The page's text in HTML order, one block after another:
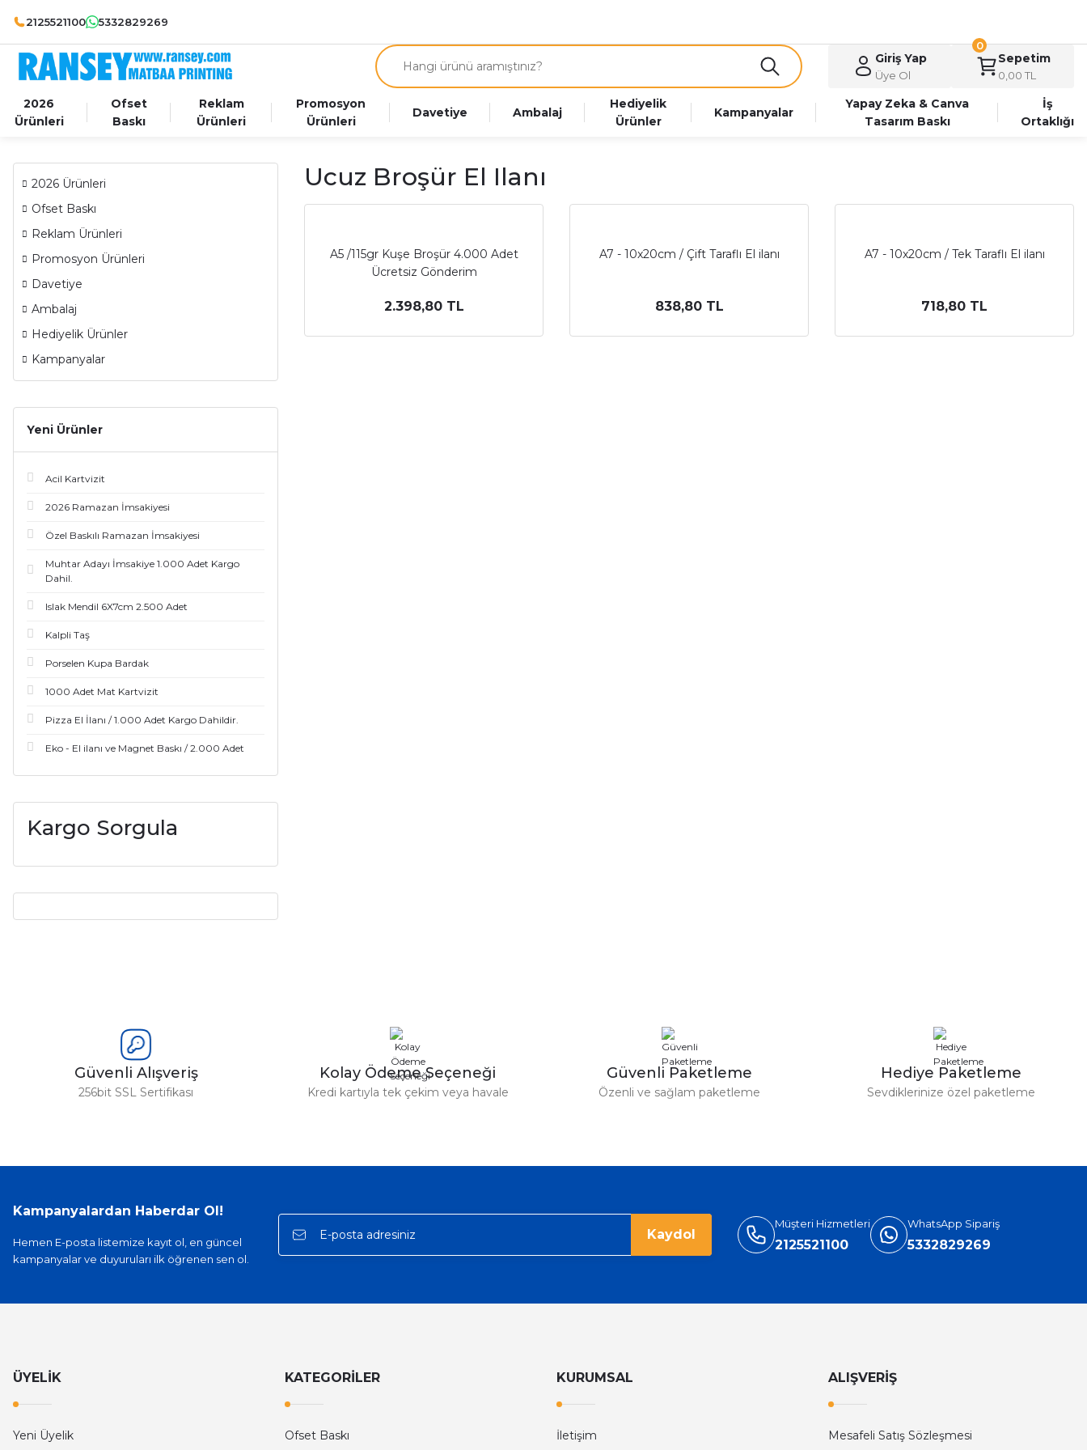
2125521100 5332829269
Giriş Yap
Üye Ol
Sepetim
0,00 TL
0
2026
Ürünleri
Ofset
Baskı
Reklam
Ürünleri
Promosyon
Ürünleri
Davetiye Ambalaj
Hediyelik
Ürünler
Kampanyalar
Yapay Zeka & Canva
Tasarım Baskı
İş
Ortaklığı
2026 Ürünleri
Ofset Baskı
Reklam Ürünleri
Promosyon Ürünleri
Davetiye
Ambalaj
Hediyelik Ürünler
Kampanyalar
Yeni Ürünler
Acil Kartvizit
2026 Ramazan İmsakiyesi
Özel Baskılı Ramazan İmsakiyesi
Muhtar Adayı İmsakiye 1.000 Adet Kargo
Dahil.
Islak Mendil 6X7cm 2.500 Adet
Kalpli Taş
Porselen Kupa Bardak
1000 Adet Mat Kartvizit
Pizza El İlanı / 1.000 Adet Kargo Dahildir.
Eko - El ilanı ve Magnet Baskı / 2.000 Adet
Kargo Sorgula
Ucuz Broşür El Ilanı
A5 /115gr Kuşe Broşür 4.000 Adet
Ücretsiz Gönderim
2.398,80 TL
A7 - 10x20cm / Çift Taraflı El ilanı
838,80 TL
A7 - 10x20cm / Tek Taraflı El ilanı
718,80 TL
Güvenli Alışveriş
256bit SSL Sertifikası
Kolay Ödeme Seçeneği
Kredi kartıyla tek çekim veya havale
Güvenli Paketleme
Özenli ve sağlam paketleme
Hediye Paketleme
Sevdiklerinize özel paketleme
Kampanyalardan Haberdar Ol!
Hemen E-posta listemize kayıt ol, en güncel
kampanyalar ve duyuruları ilk öğrenen sen ol.
Kaydol
Müşteri Hizmetleri
2125521100
WhatsApp Sipariş
5332829269
ÜYELİK
Yeni Üyelik
KATEGORİLER
Ofset Baskı
KURUMSAL
İletişim
ALIŞVERİŞ
Mesafeli Satış Sözleşmesi